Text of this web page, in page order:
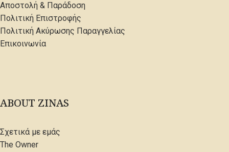
Αποστολή & Παράδοση
Πολιτική Επιστροφής
Πολιτική Ακύρωσης Παραγγελίας
Επικοινωνία
ABOUT ZINAS
Σχετικά με εμάς
The Owner